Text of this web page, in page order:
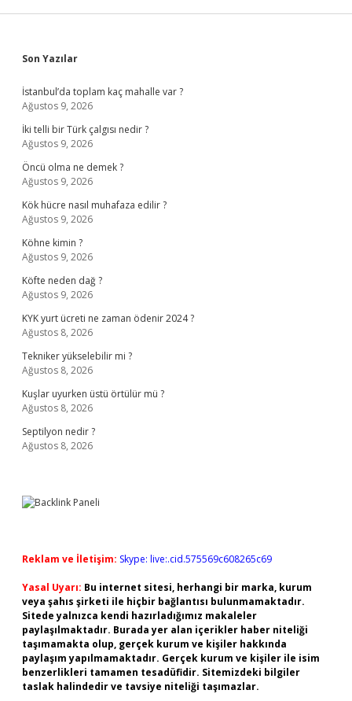
Sidebar
Son Yazılar
İstanbul’da toplam kaç mahalle var ?
Ağustos 9, 2026
İki telli bir Türk çalgısı nedir ?
Ağustos 9, 2026
Öncü olma ne demek ?
Ağustos 9, 2026
Kök hücre nasıl muhafaza edilir ?
Ağustos 9, 2026
Köhne kimin ?
Ağustos 9, 2026
Köfte neden dağ ?
Ağustos 9, 2026
KYK yurt ücreti ne zaman ödenir 2024 ?
Ağustos 8, 2026
Tekniker yükselebilir mi ?
Ağustos 8, 2026
Kuşlar uyurken üstü örtülür mü ?
Ağustos 8, 2026
Septilyon nedir ?
Ağustos 8, 2026
Reklam ve İletişim: Skype: live:.cid.575569c608265c69
Yasal Uyarı: Bu internet sitesi, herhangi bir marka, kurum
veya şahıs şirketi ile hiçbir bağlantısı bulunmamaktadır.
Sitede yalnızca kendi hazırladığımız makaleler
paylaşılmaktadır. Burada yer alan içerikler haber niteliği
taşımamakta olup, gerçek kurum ve kişiler hakkında
paylaşım yapılmamaktadır. Gerçek kurum ve kişiler ile isim
benzerlikleri tamamen tesadüfidir. Sitemizdeki bilgiler
taslak halindedir ve tavsiye niteliği taşımazlar.